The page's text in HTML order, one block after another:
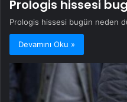
Prologis hissesi
Prologis hissesi bugün neden
Devamını Oku »